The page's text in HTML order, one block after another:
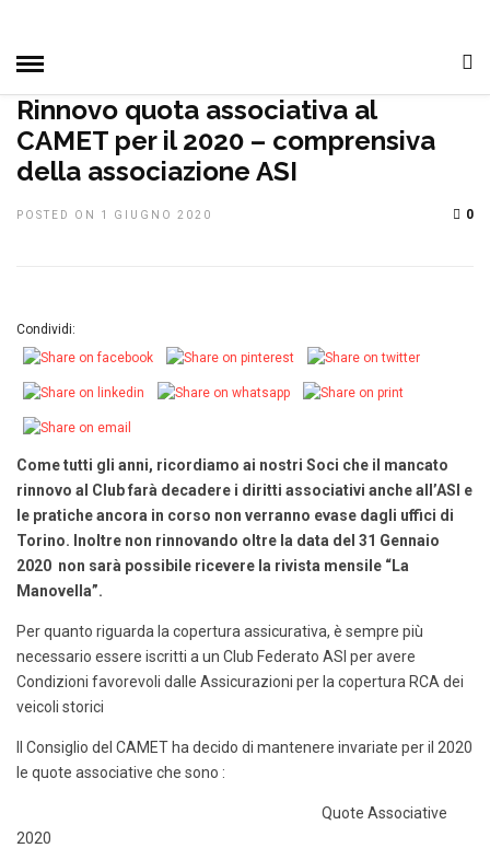
EVENTI E MANIFESTAZIONI
Rinnovo quota associativa al
CAMET per il 2020 – comprensiva
della associazione ASI
POSTED ON 1 GIUGNO 2020 0
Condividi:
Come tutti gli anni, ricordiamo ai nostri Soci che il mancato
rinnovo al Club farà decadere i diritti associativi anche all’ASI e
le pratiche ancora in corso non verranno evase dagli uffici di
Torino. Inoltre non rinnovando oltre la data del 31 Gennaio
2020 non sarà possibile ricevere la rivista mensile “La
Manovella”.
Per quanto riguarda la copertura assicurativa, è sempre più
necessario essere iscritti a un Club Federato ASI per avere
Condizioni favorevoli dalle Assicurazioni per la copertura RCA dei
veicoli storici
Il Consiglio del CAMET ha decido di mantenere invariate per il 2020
le quote associative che sono :
Quote Associative
2020